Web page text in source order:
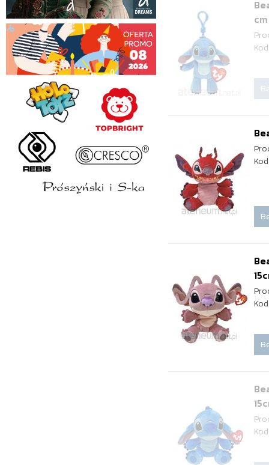
cm